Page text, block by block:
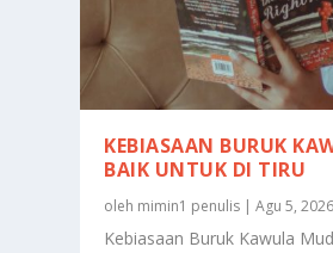
KEBIASAAN BURUK
BAIK UNTUK DI TIRU
oleh mimin1 penulis |Agu 5, 2026
Kebiasaan Buruk Kawula